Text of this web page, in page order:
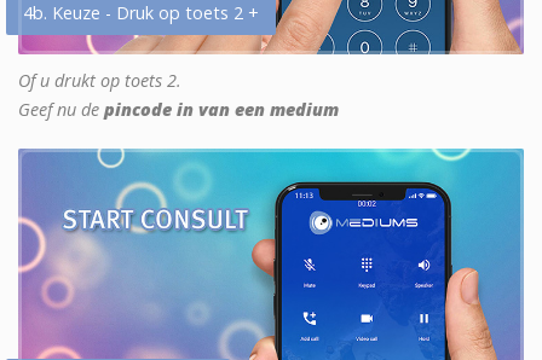
4b. Keuze - Druk op toets 2 +
Of u drukt op toets 2.
Geef nu de pincode in van een medium